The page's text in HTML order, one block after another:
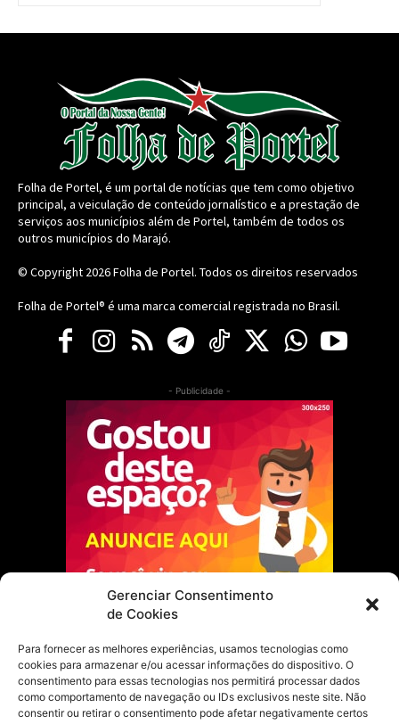
Gerenciar Consentimento
de Cookies
Para fornecer as melhores experiências, usamos tecnologias como
cookies para armazenar e/ou acessar informações do dispositivo. O
consentimento para essas tecnologias nos permitirá processar dados
como comportamento de navegação ou IDs exclusivos neste site. Não
consentir ou retirar o consentimento pode afetar negativamente certos
Folha de Portel, é um portal de notícias que tem como objetivo
principal, a veiculação de conteúdo jornalístico e a prestação de
serviços aos municípios além de Portel, também de todos os
outros municípios do Marajó.
© Copyright 2026Folha de Portel. Todos os direitos reservados
Folha de Portel® é uma marca comercial registrada no Brasil.
- Publicidade -
Escolha do Editor
Justiça Itinerante garante regularização